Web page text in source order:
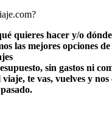
quieres hacer y/o
las mejores opciones
sin gastos ni
viaje, te vas, vuelves y